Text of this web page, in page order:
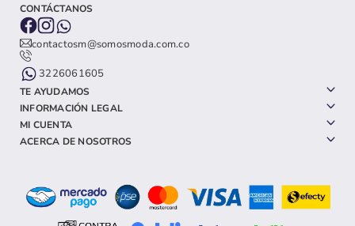
CONTÁCTANOS
contactosm@somosmoda.com.co
3226061605
TE AYUDAMOS
INFORMACIÓN LEGAL
MI CUENTA
ACERCA DE NOSOTROS